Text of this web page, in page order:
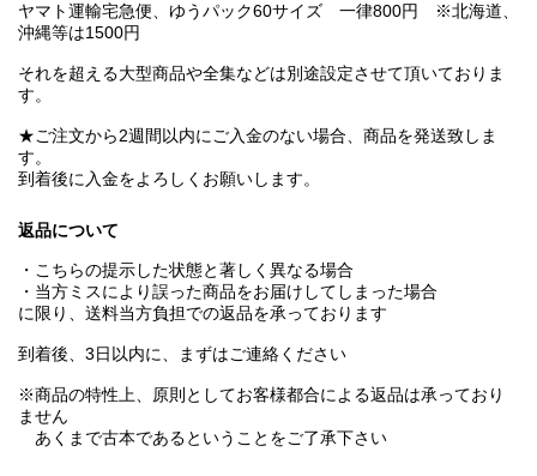
ヤマト運輸宅急便、ゆうパック60サイズ 一律800円 ※北海道、
沖縄等は1500円
それを超える大型商品や全集などは別途設定させて頂いておりま
す。
★ご注文から2週間以内にご入金のない場合、商品を発送致しま
す。
到着後に入金をよろしくお願いします。
返品について
・こちらの提示した状態と著しく異なる場合
・当方ミスにより誤った商品をお届けしてしまった場合
に限り、送料当方負担での返品を承っております
到着後、3日以内に、まずはご連絡ください
※商品の特性上、原則としてお客様都合による返品は承っており
ません
あくまで古本であるということをご了承下さい